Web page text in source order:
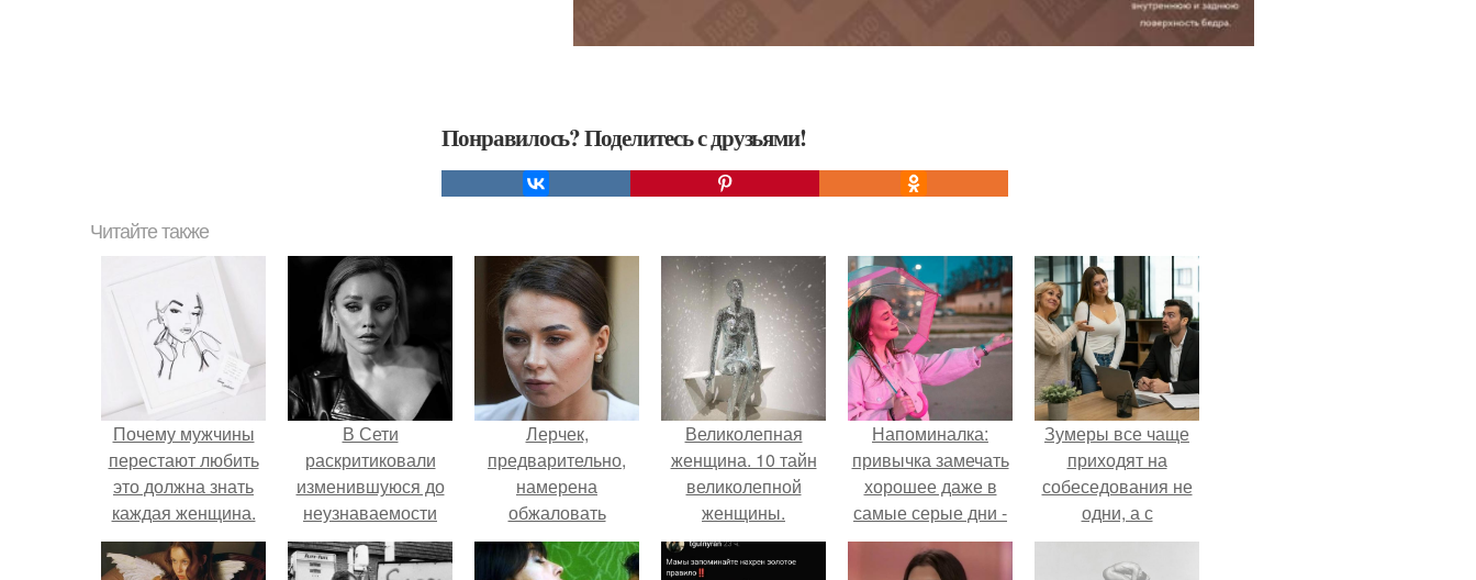
Понравилось? Поделитесь с друзьями!
Читайте также
Почему мужчины
перестают любить
это должна знать
каждая женщина.
Почему женщина
не должна
В Сети
раскритиковали
изменившуюся до
неузнаваемости
Марину зудину.
Лерчек,
предварительно,
намерена
обжаловать
приговор.
Великолепная
женщина. 10 тайн
великолепной
женщины.
Напоминалка:
привычка замечать
хорошее даже в
самые серые дни -
это не очередная
сказка из книг по
Зумеры все чаще
приходят на
собеседования не
одни, а с
родителями,
жалуются эйчары.